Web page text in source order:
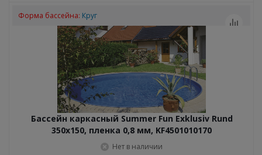
Бассейн каркасный Summer Fun Exklusiv Rund
350x150, пленка 0,8 мм, KF4501010170
Нет в наличии
Форма бассейна: Круг